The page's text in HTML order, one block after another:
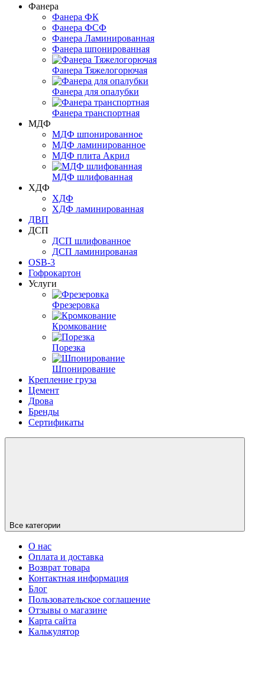
Фанера
Фанера ФК
Фанера ФСФ
Фанера Ламинированная
Фанера шпонированная
Фанера Тяжелогорючая
Фанера для опалубки
Фанера транспортная
МДФ
МДФ шпонированное
МДФ ламинированное
МДФ плита Акрил
МДФ шлифованная
ХДФ
ХДФ
ХДФ ламинированная
ДВП
ДСП
ДСП шлифованное
ДСП ламинированая
OSB-3
Гофрокартон
Услуги
Фрезеровка
Кромкование
Порезка
Шпонирование
Крепление груза
Цемент
Дрова
Бренды
Сертификаты
Все категории
О нас
Оплата и доставка
Возврат товара
Контактная информация
Блог
Пользовательское соглашение
Отзывы о магазине
Карта сайта
Калькулятор